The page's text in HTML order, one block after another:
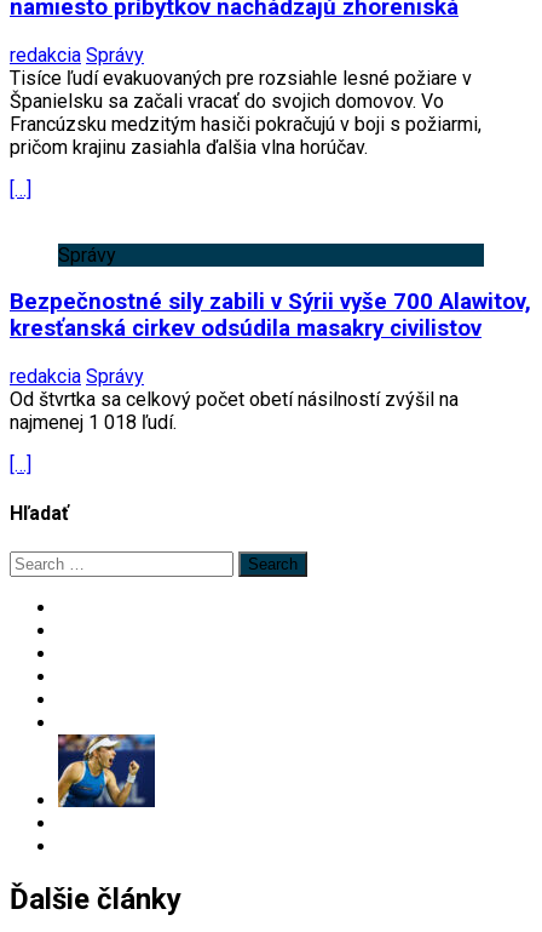
namiesto príbytkov nachádzajú zhoreniská
redakcia Správy
Tisíce ľudí evakuovaných pre rozsiahle lesné požiare v
Španielsku sa začali vracať do svojich domovov. Vo
Francúzsku medzitým hasiči pokračujú v boji s požiarmi,
pričom krajinu zasiahla ďalšia vlna horúčav.
[…]
Správy
Bezpečnostné sily zabili v Sýrii vyše 700 Alawitov,
kresťanská cirkev odsúdila masakry civilistov
redakcia Správy
Od štvrtka sa celkový počet obetí násilností zvýšil na
najmenej 1 018 ľudí.
[…]
Hľadať
Search
for:
Ďalšie články